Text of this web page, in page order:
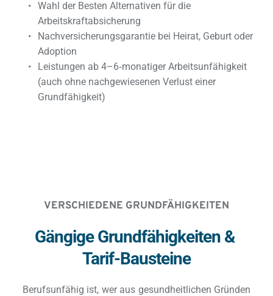
Wahl der Besten Alternativen für die
Arbeitskraftabsicherung
Nachversicherungsgarantie bei Heirat, Geburt oder
Adoption
Leistungen ab 4–6‑monatiger Arbeitsunfähigkeit
(auch ohne nachgewiesenen Verlust einer
Grundfähigkeit)
VERSCHIEDENE GRUNDFÄHIGKEITEN
Gängige Grundfähigkeiten &
Tarif-Bausteine
Berufsunfähig ist, wer aus gesundheitlichen Gründen